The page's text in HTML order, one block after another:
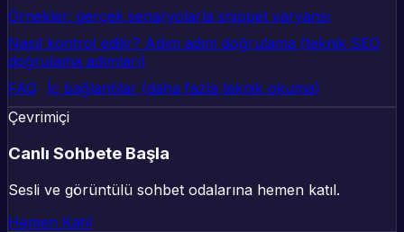
Örnekler: gerçek senaryolarla snippet varyansı
Nasıl kontrol edilir? Adım adım doğrulama (teknik SEO
doğrulama adımları)
FAQ
İç bağlantılar (daha fazla teknik okuma)
Çevrimiçi
Canlı Sohbete Başla
Sesli ve görüntülü sohbet odalarına hemen katıl.
Hemen Katıl